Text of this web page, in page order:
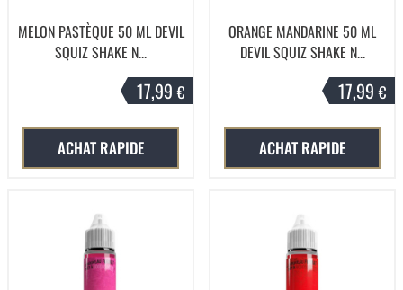
MELON PASTÈQUE 50 ML DEVIL
SQUIZ SHAKE N...
17,99€
ACHAT RAPIDE
ORANGE MANDARINE 50 ML
DEVIL SQUIZ SHAKE N...
17,99€
ACHAT RAPIDE